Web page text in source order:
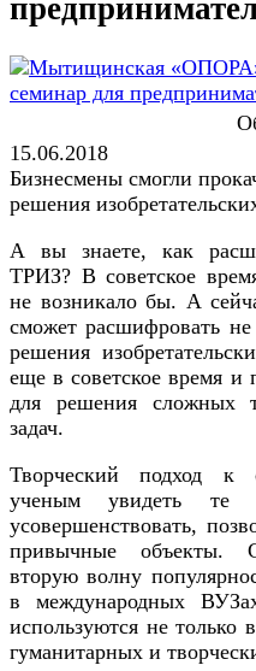
15.06.2018
Бизнесмены смогли
решения
А вы знаете, как
ТРИЗ? В советское
не возникало бы. А
сможет расшифровать
решения
еще в советское время и
для решения сложных
задач.
Творческий подход к
ученым увидеть те
усовершенствовать,
привычные объекты.
вторую волну
в международных
используются не только
гуманитарных и